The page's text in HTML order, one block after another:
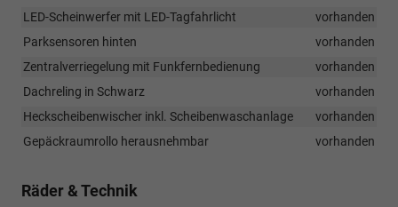
LED-Scheinwerfer mit LED-Tagfahrlicht
vorhanden
Parksensoren hinten
vorhanden
Zentralverriegelung mit Funkfernbedienung
vorhanden
Dachreling in Schwarz
vorhanden
Heckscheibenwischer inkl. Scheibenwaschanlage
vorhanden
Gepäckraumrollo herausnehmbar
vorhanden
Räder & Technik